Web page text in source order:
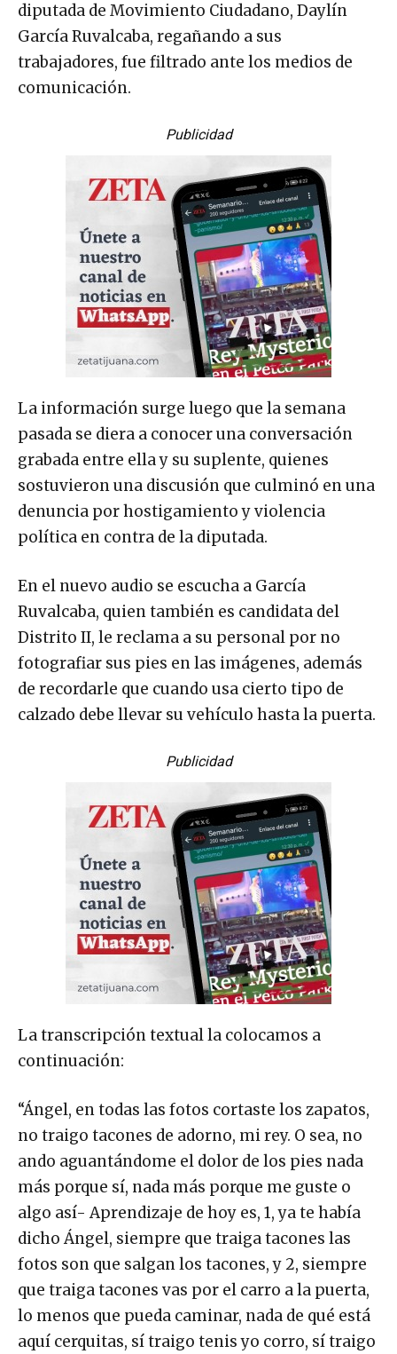
diputada de Movimiento Ciudadano, Daylín
García Ruvalcaba, regañando a sus
trabajadores, fue filtrado ante los medios de
comunicación.
Publicidad
La información surge luego que la semana
pasada se diera a conocer una conversación
grabada entre ella y su suplente, quienes
sostuvieron una discusión que culminó en una
denuncia por hostigamiento y violencia
política en contra de la diputada.
En el nuevo audio se escucha a García
Ruvalcaba, quien también es candidata del
Distrito II, le reclama a su personal por no
fotografiar sus pies en las imágenes, además
de recordarle que cuando usa cierto tipo de
calzado debe llevar su vehículo hasta la puerta.
Publicidad
La transcripción textual la colocamos a
continuación:
“Ángel, en todas las fotos cortaste los zapatos,
no traigo tacones de adorno, mi rey. O sea, no
ando aguantándome el dolor de los pies nada
más porque sí, nada más porque me guste o
algo así- Aprendizaje de hoy es, 1, ya te había
dicho Ángel, siempre que traiga tacones las
fotos son que salgan los tacones, y 2, siempre
que traiga tacones vas por el carro a la puerta,
lo menos que pueda caminar, nada de qué está
aquí cerquitas, sí traigo tenis yo corro, sí traigo